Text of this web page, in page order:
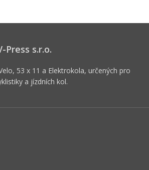
s.r.o.
53 x 11 a Elektrokola, určených pro
a jízdních kol.